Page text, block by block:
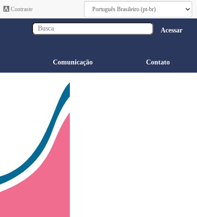
Contraste
Acessar
Comunicação Contato